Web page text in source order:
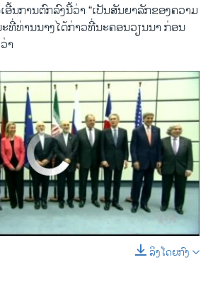
ອີ້ນ​ການຕົກລົງ​ນີ້​ວ່າ “​ເປັນ​ສັນຍາ​ລັກ​ຂອງ​ຄວາມ​
ທີ່​ທ່ານ​ນາງ​ໄດ້​ກ່າວທີ່ນະຄອນ​ວຽນ​ນາ ກ່ອນ
າ
SHARE
source currently available
ລິງໂດຍກົງ